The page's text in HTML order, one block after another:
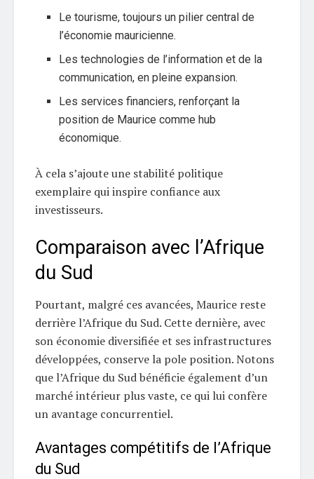
Le tourisme, toujours un pilier central de
l’économie mauricienne.
Les technologies de l’information et de la
communication, en pleine expansion.
Les services financiers, renforçant la
position de Maurice comme hub
économique.
À cela s’ajoute une stabilité politique
exemplaire qui inspire confiance aux
investisseurs.
Comparaison avec l’Afrique
du Sud
Pourtant, malgré ces avancées, Maurice reste
derrière l’Afrique du Sud. Cette dernière, avec
son économie diversifiée et ses infrastructures
développées, conserve la pole position. Notons
que l’Afrique du Sud bénéficie également d’un
marché intérieur plus vaste, ce qui lui confère
un avantage concurrentiel.
Avantages compétitifs de l’Afrique
du Sud